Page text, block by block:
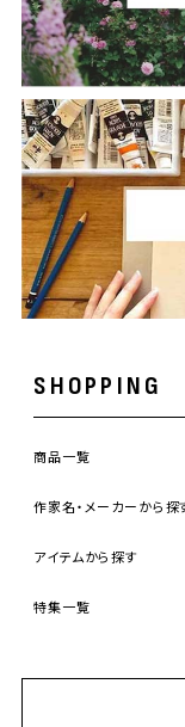
SHOPPING
商品一覧
作家名・メーカーから探
アイテムから探す
特集一覧